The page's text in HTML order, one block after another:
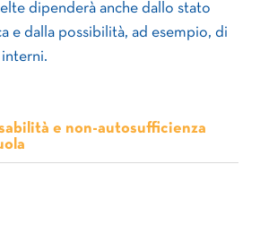
dipenderà anche dallo stato
e dalla possibilità, ad esempio, di
e non-autosufficienza